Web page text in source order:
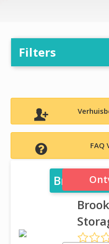
Filters
FAQ
Brooks